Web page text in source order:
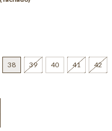
38 39 40 41 42